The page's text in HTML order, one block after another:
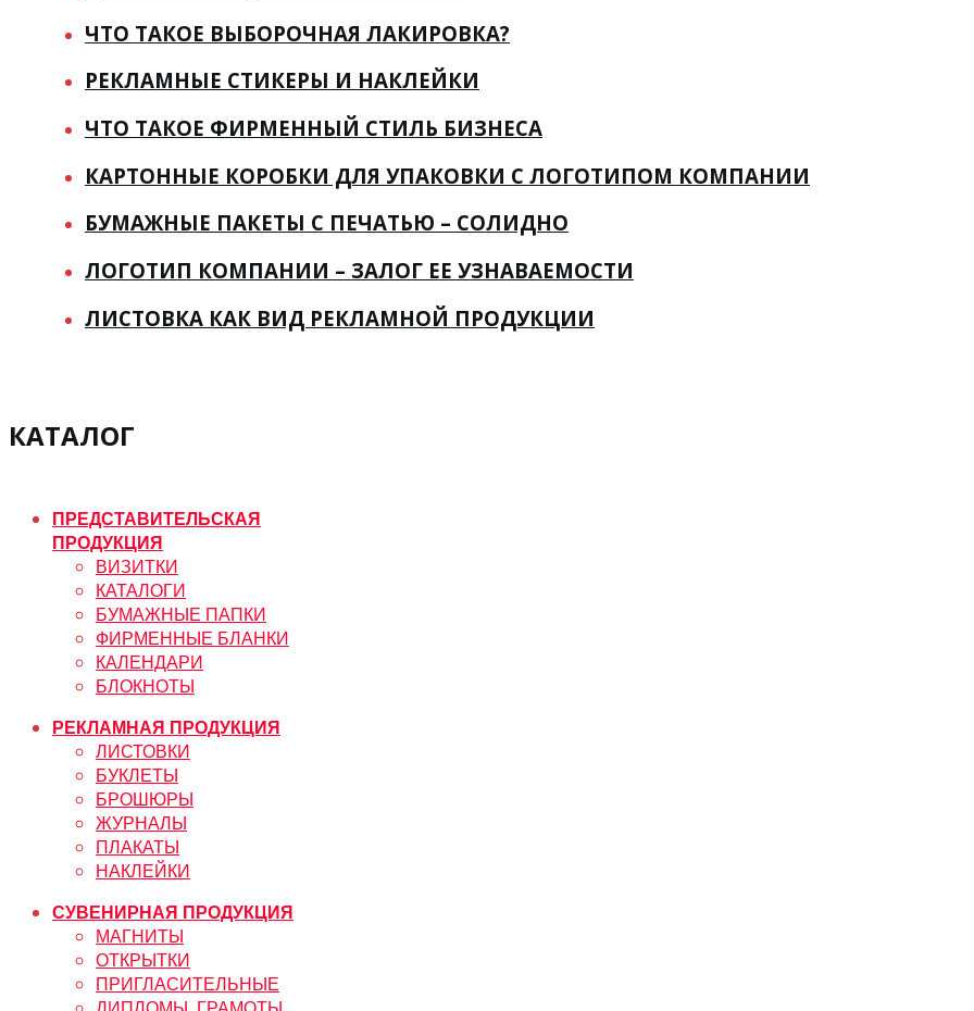
ЧТО ТАКОЕ ВЫБОРОЧНАЯ ЛАКИРОВКА?
РЕКЛАМНЫЕ СТИКЕРЫ И НАКЛЕЙКИ
ЧТО ТАКОЕ ФИРМЕННЫЙ СТИЛЬ БИЗНЕСА
КАРТОННЫЕ КОРОБКИ ДЛЯ УПАКОВКИ С ЛОГОТИПОМ КОМПАНИИ
БУМАЖНЫЕ ПАКЕТЫ С ПЕЧАТЬЮ – СОЛИДНО
ЛОГОТИП КОМПАНИИ – ЗАЛОГ ЕЕ УЗНАВАЕМОСТИ
ЛИСТОВКА КАК ВИД РЕКЛАМНОЙ ПРОДУКЦИИ
КАТАЛОГ
ПРЕДСТАВИТЕЛЬСКАЯ
ПРОДУКЦИЯ
ВИЗИТКИ
КАТАЛОГИ
БУМАЖНЫЕ ПАПКИ
ФИРМЕННЫЕ БЛАНКИ
КАЛЕНДАРИ
БЛОКНОТЫ
РЕКЛАМНАЯ ПРОДУКЦИЯ
ЛИСТОВКИ
БУКЛЕТЫ
БРОШЮРЫ
ЖУРНАЛЫ
ПЛАКАТЫ
НАКЛЕЙКИ
СУВЕНИРНАЯ ПРОДУКЦИЯ
МАГНИТЫ
ОТКРЫТКИ
ПРИГЛАСИТЕЛЬНЫЕ